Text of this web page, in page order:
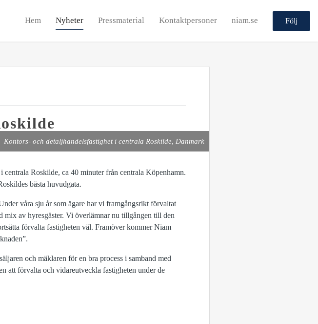
Hem Nyheter Pressmaterial Kontaktpersoner niam.se Följ
Kontors- och detaljhandelsfastighet i centrala Roskilde, Danmark
Roskilde, ca 40 minuter från centrala Köpenhamn.
bästa huvudgata.
våra sju år som ägare har vi framgångsrikt förvaltat
mix av hyresgäster. Vi överlämnar nu tillgången till den
förvalta fastigheten väl. Framöver kommer Niam
och mäklaren för en bra process i samband med
att förvalta och vidareutveckla fastigheten under de